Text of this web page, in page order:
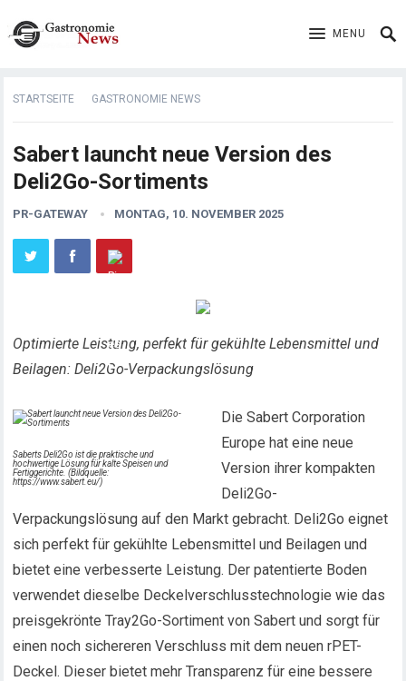
MENU
STARTSEITE GASTRONOMIE NEWS
Sabert launcht neue Version des
Deli2Go-Sortiments
PR-GATEWAY MONTAG, 10. NOVEMBER 2025
Optimierte Leistung, perfekt für gekühlte Lebensmittel und
Beilagen: Deli2Go-Verpackungslösung
Saberts Deli2Go ist die praktische und
hochwertige Lösung für kalte Speisen und
Fertiggerichte. (Bildquelle:
https://www.sabert.eu/)
Die Sabert Corporation
Europe hat eine neue
Version ihrer kompakten
Deli2Go-
Verpackungslösung auf den Markt gebracht. Deli2Go eignet
sich perfekt für gekühlte Lebensmittel und Beilagen und
bietet eine verbesserte Leistung. Der patentierte Boden
verwendet dieselbe Deckelverschlusstechnologie wie das
preisgekrönte Tray2Go-Sortiment von Sabert und sorgt für
einen noch sichereren Verschluss mit dem neuen rPET-
Deckel. Dieser bietet mehr Transparenz für eine bessere